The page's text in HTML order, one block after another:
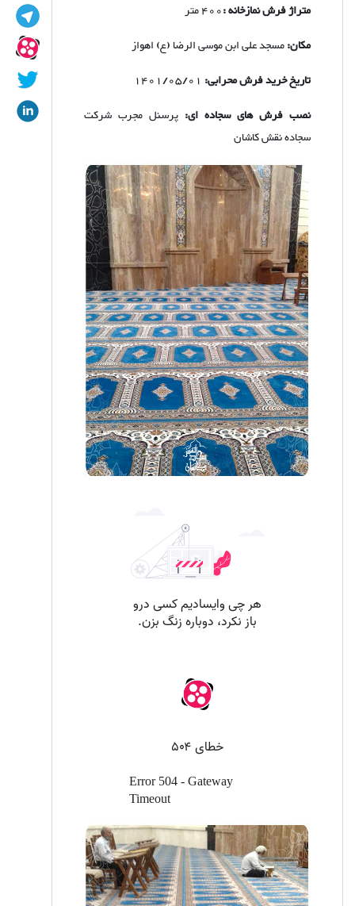
متراژ فرش نمازخانه :400 متر
مکان:مسجد علی ابن موسی الرضا (ع) اهواز
تاریخ خرید فرش محرابی: 1401/05/01
نصب فرش های سجاده ای: پرسنل مجرب شرکت
سجاده نقش کاشان